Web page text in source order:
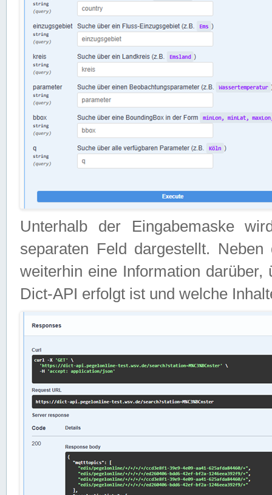
Unterhalb der Eingabemaske
separaten Feld dargestellt.
weiterhin eine Information
Dict-API erfolgt ist und welche